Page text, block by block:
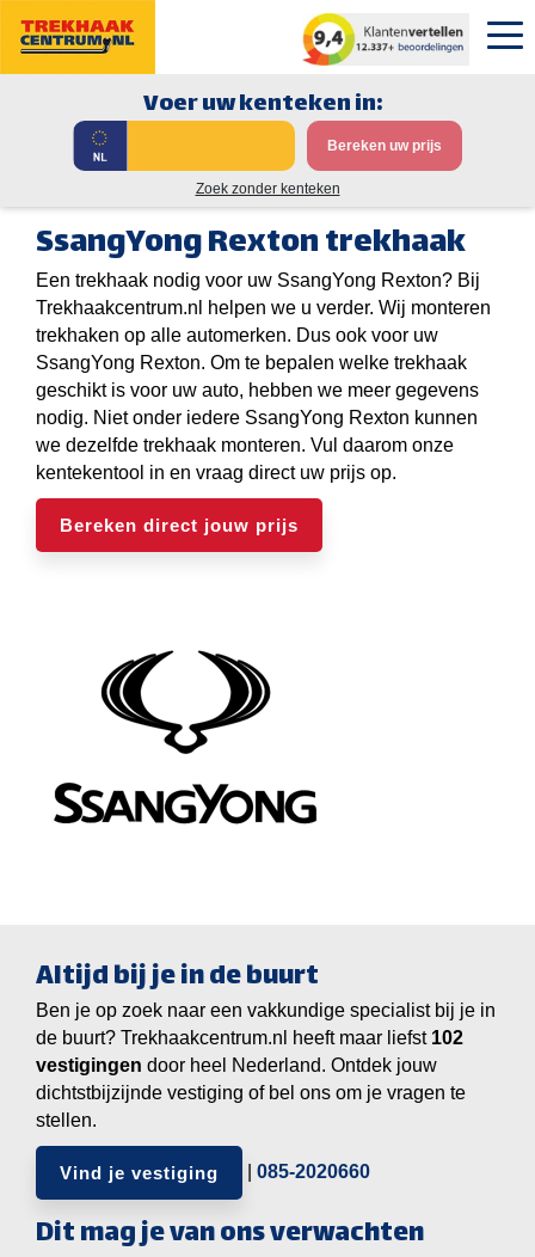
Voer uw kenteken in:
Bereken uw prijs
Zoek zonder kenteken
SsangYong Rexton trekhaak
Een trekhaak nodig voor uw SsangYong Rexton? Bij
Trekhaakcentrum.nl helpen we u verder. Wij monteren
trekhaken op alle automerken. Dus ook voor uw
SsangYong Rexton. Om te bepalen welke trekhaak
geschikt is voor uw auto, hebben we meer gegevens
nodig. Niet onder iedere SsangYong Rexton kunnen
we dezelfde trekhaak monteren. Vul daarom onze
kentekentool in en vraag direct uw prijs op.
Bereken direct jouw prijs
Altijd bij je in de buurt
Ben je op zoek naar een vakkundige specialist bij je in
de buurt? Trekhaakcentrum.nl heeft maar liefst
vestigingen door heel Nederland. Ontdek jouw
dichtstbijzijnde vestiging of bel ons om je vragen te
stellen.
Vind je vestiging 085-2020660
Dit mag je van ons verwachten